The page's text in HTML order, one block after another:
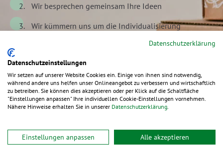
Wir besprechen gemeinsam Ihre Ideen
Wir kümmern uns um die Individualisierung
Alternative Produkte
Datenschutzerklärung
Datenschutzeinstellungen
Wir setzen auf unserer Website Cookies ein. Einige von ihnen sind notwendig,
während andere uns helfen unser Onlineangebot zu verbessern und wirtschaftlich
zu betreiben. Sie können dies akzeptieren oder per Klick auf die Schaltfläche
"Einstellungen anpassen" Ihre individuellen Cookie-Einstellungen vornehmen.
Nähere Hinweise erhalten Sie in unserer Datenschutzerklärung.
Einstellungen anpassen Alle akzeptieren